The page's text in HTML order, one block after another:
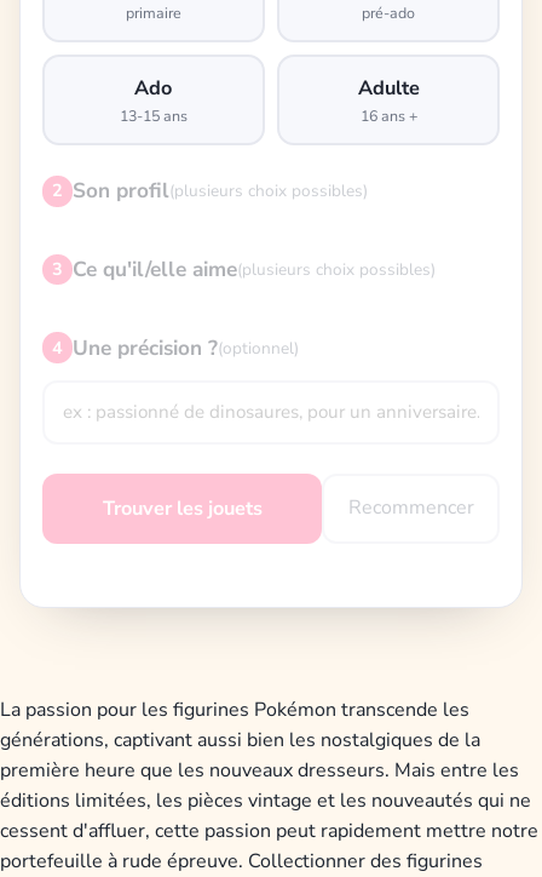
primaire pré-ado
Ado
13-15 ans
Adulte
16 ans +
2 Son profil(plusieurs choix possibles)
3 Ce qu'il/elle aime(plusieurs choix possibles)
4 Une précision ?(optionnel)
Trouver les jouets Recommencer
La passion pour les figurines Pokémon transcende les
générations, captivant aussi bien les nostalgiques de la
première heure que les nouveaux dresseurs. Mais entre les
éditions limitées, les pièces vintage et les nouveautés qui ne
cessent d'affluer, cette passion peut rapidement mettre notre
portefeuille à rude épreuve. Collectionner des figurines